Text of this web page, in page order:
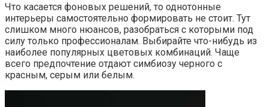
Что касается фоновых решений, то однотонные
интерьеры самостоятельно формировать не стоит. Тут
слишком много нюансов, разобраться с которыми под
силу только профессионалам. Выбирайте что-нибудь из
наиболее популярных цветовых комбинаций. Чаще
всего предпочтение отдают симбиозу черного с
красным, серым или белым.